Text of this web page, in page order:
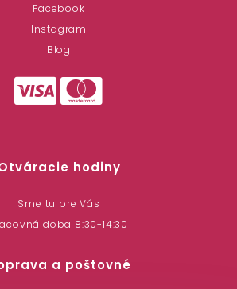
Facebook
Instagram
Blog
hodiny
Sme tu pre Vás
doba 8:30-14:30
a poštovné